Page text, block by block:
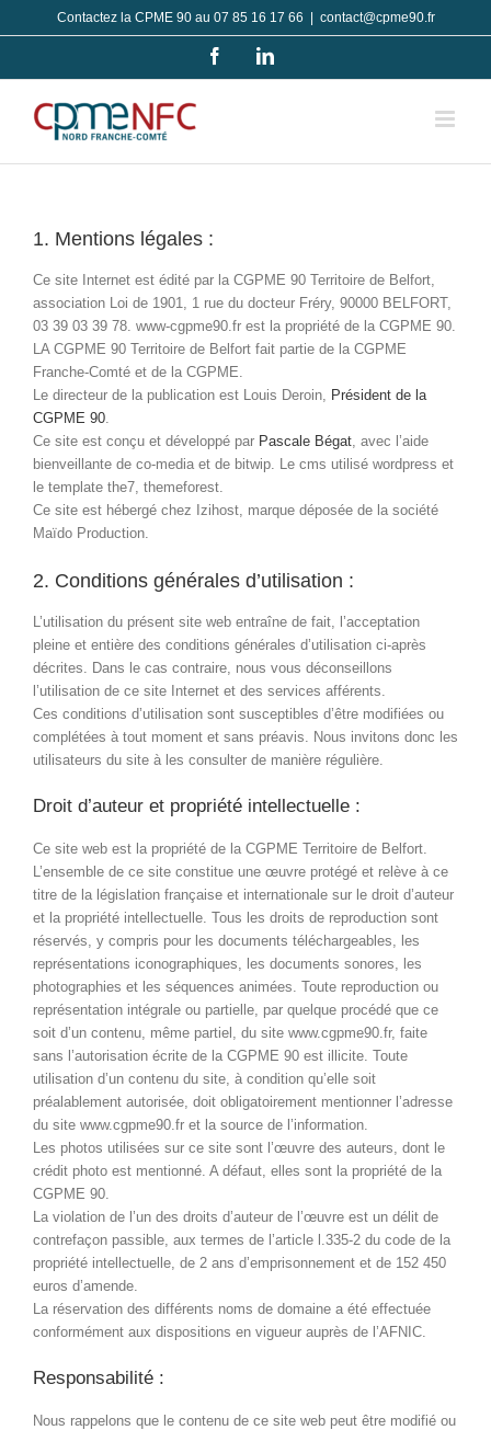
au
Contactez la CPME 90 au 07 85 16 17 66 contact@cpme90.fr
FacebookLinkedIn
1. Mentions légales :
Ce site Internet est édité par la CGPME 90 Territoire de Belfort,
association Loi de 1901, 1 rue du docteur Fréry, 90000 BELFORT,
03 39 03 39 78. www-cgpme90.fr est la propriété de la CGPME 90.
LA CGPME 90 Territoire de Belfort fait partie de la CGPME
Franche-Comté et de la CGPME.
Le directeur de la publication est Louis Deroin,
Président de la
CGPME 90.
Ce site est conçu et développé par Pascale Bégat, avec l’aide
bienveillante de co-media et de bitwip. Le cms utilisé wordpress et
le template the7, themeforest.
Ce site est hébergé chez Izihost, marque déposée de la société
Maïdo Production.
2. Conditions générales d’utilisation :
L’utilisation du présent site web entraîne de fait, l’acceptation
pleine et entière des conditions générales d’utilisation ci-après
décrites. Dans le cas contraire, nous vous déconseillons
l’utilisation de ce site Internet et des services afférents.
Ces conditions d’utilisation sont susceptibles d’être modifiées ou
complétées à tout moment et sans préavis. Nous invitons donc les
utilisateurs du site à les consulter de manière régulière.
Droit d’auteur et propriété intellectuelle :
Ce site web est la propriété de la CGPME Territoire de Belfort.
L’ensemble de ce site constitue une œuvre protégé et relève à ce
titre de la législation française et internationale sur le droit d’auteur
et la propriété intellectuelle. Tous les droits de reproduction sont
réservés, y compris pour les documents téléchargeables, les
représentations iconographiques, les documents sonores, les
photographies et les séquences animées. Toute reproduction ou
représentation intégrale ou partielle, par quelque procédé que ce
soit d’un contenu, même partiel, du site www.cgpme90.fr, faite
sans l’autorisation écrite de la CGPME 90 est illicite. Toute
utilisation d’un contenu du site, à condition qu’elle soit
préalablement autorisée, doit obligatoirement mentionner l’adresse
du site www.cgpme90.fr et la source de l’information.
Les photos utilisées sur ce site sont l’œuvre des auteurs, dont le
crédit photo est mentionné. A défaut, elles sont la propriété de la
CGPME 90.
La violation de l’un des droits d’auteur de l’œuvre est un délit de
contrefaçon passible, aux termes de l’article l.335-2 du code de la
propriété intellectuelle, de 2 ans d’emprisonnement et de 152 450
euros d’amende.
La réservation des différents noms de domaine a été effectuée
conformément aux dispositions en vigueur auprès de l’AFNIC.
Responsabilité :
Nous rappelons que le contenu de ce site web peut être modifié ou